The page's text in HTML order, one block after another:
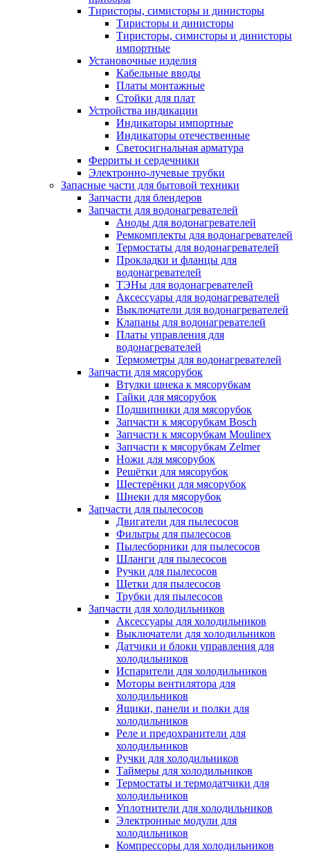
Тиристоры, симисторы и динисторы
Тиристоры и динисторы
Тиристоры, симисторы и динисторы
импортные
Установочные изделия
Кабельные вводы
Платы монтажные
Стойки для плат
Устройства индикации
Индикаторы импортные
Индикаторы отечественные
Светосигнальная арматура
Ферриты и сердечники
Электронно-лучевые трубки
Запасные части для бытовой техники
Запчасти для блендеров
Запчасти для водонагревателей
Аноды для водонагревателей
Ремкомплекты для водонагревателей
Термостаты для водонагревателей
Прокладки и фланцы для
водонагревателей
ТЭНы для водонагревателей
Аксессуары для водонагревателей
Выключатели для водонагревателей
Клапаны для водонагревателей
Платы управления для
водонагревателей
Термометры для водонагревателей
Запчасти для мясорубок
Втулки шнека к мясорубкам
Гайки для мясорубок
Подшипники для мясорубок
Запчасти к мясорубкам Bosch
Запчасти к мясорубкам Moulinex
Запчасти к мясорубкам Zelmer
Ножи для мясорубок
Решётки для мясорубок
Шестерёнки для мясорубок
Шнеки для мясорубок
Запчасти для пылесосов
Двигатели для пылесосов
Фильтры для пылесосов
Пылесборники для пылесосов
Шланги для пылесосов
Ручки для пылесосов
Щетки для пылесосов
Трубки для пылесосов
Запчасти для холодильников
Аксессуары для холодильников
Выключатели для холодильников
Датчики и блоки управления для
холодильников
Испарители для холодильников
Моторы вентилятора для
холодильников
Ящики, панели и полки для
холодильников
Реле и предохранители для
холодильников
Ручки для холодильников
Таймеры для холодильников
Термостаты и термодатчики для
холодильников
Уплотнители для холодильников
Электронные модули для
холодильников
Компрессоры для холодильников